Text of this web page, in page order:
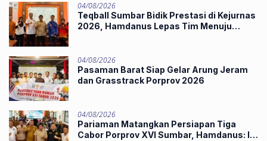
04/08/2026
Teqball Sumbar Bidik Prestasi di Kejurnas
2026, Hamdanus Lepas Tim Menuju
04/08/2026
Pasaman Barat Siap Gelar Arung Jeram
dan Grasstrack Porprov 2026
04/08/2026
Pariaman Matangkan Persiapan Tiga
Cabor Porprov XVI Sumbar, Hamdanus: Ini